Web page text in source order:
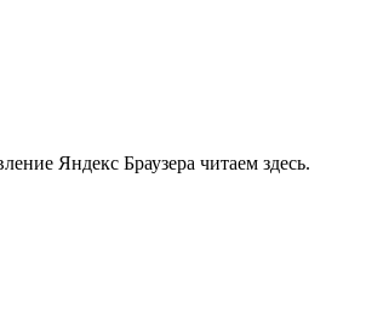
Яндекс Браузера читаем здесь.